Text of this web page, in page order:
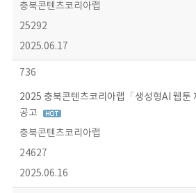
충북콘텐츠코리아랩
25292
2025.06.17
736
2025 충북콘텐츠코리아랩「생성형AI 웹툰
공고
충북콘텐츠코리아랩
24627
2025.06.16